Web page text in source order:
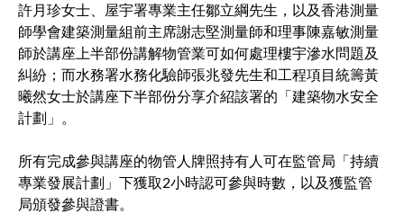
許月珍女士、屋宇署專業主任鄒立綱先生，以及香港測量
師學會建築測量組前主席謝志堅測量師和理事陳嘉敏測量
師於講座上半部份講解物管業可如何處理樓宇滲水問題及
糾紛；而水務署水務化驗師張兆發先生和工程項目統籌黃
曦然女士於講座下半部份分享介紹該署的「建築物水安全
計劃」。
所有完成參與講座的物管人牌照持有人可在監管局「持續
專業發展計劃」下獲取2小時認可參與時數，以及獲監管
局頒發參與證書。